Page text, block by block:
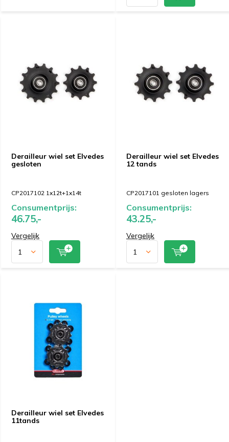
Derailleur wiel set Elvedes
gesloten
CP2017102 1x12t+1x14t
Consumentprijs:
46.75,-
Vergelijk
Derailleur wiel set Elvedes
12 tands
CP2017101 gesloten lagers
Consumentprijs:
43.25,-
Vergelijk
Derailleur wiel set Elvedes
11tands